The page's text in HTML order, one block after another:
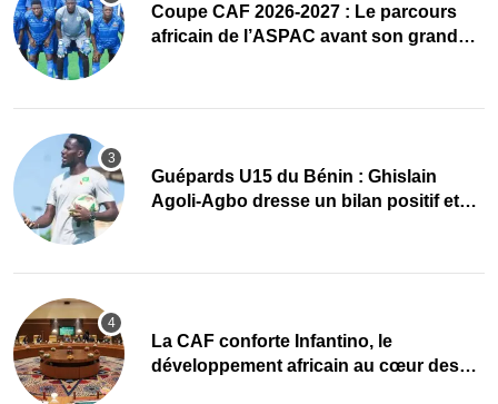
Coupe CAF 2026-2027 : Le parcours
africain de l’ASPAC avant son grand
Guépards U15 du Bénin : Ghislain
Agoli-Agbo dresse un bilan positif et
La CAF conforte Infantino, le
développement africain au cœur des